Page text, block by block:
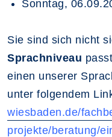
Sonntag,
Sie sind sich nicht
Sprachniveau
einen unserer
unter folgendem
wiesbaden.de/
projekte/beratung/